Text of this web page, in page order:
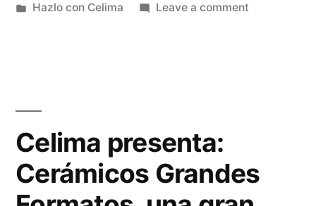
Hazlo con Celima
Leave a comment
Celima presenta:
Cerámicos Grandes